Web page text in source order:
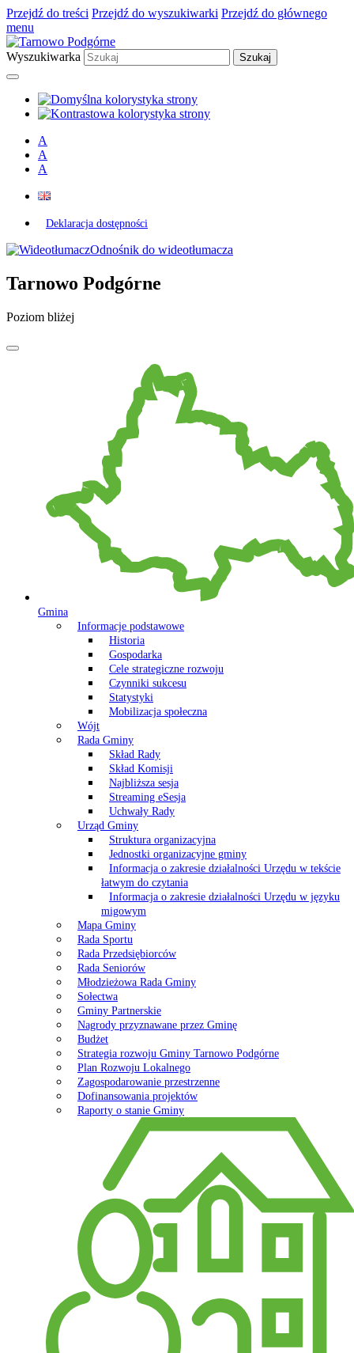
Przejdź do treści Przejdź do wyszukiwarki Przejdź do głównego
menu
Wyszukiwarka
A
A
A
Deklaracja dostępności
Odnośnik do wideotłumacza
Tarnowo Podgórne
Poziom bliżej
Gmina
Informacje podstawowe
Historia
Gospodarka
Cele strategiczne rozwoju
Czynniki sukcesu
Statystyki
Mobilizacja społeczna
Wójt
Rada Gminy
Skład Rady
Skład Komisji
Najbliższa sesja
Streaming eSesja
Uchwały Rady
Urząd Gminy
Struktura organizacyjna
Jednostki organizacyjne gminy
Informacja o zakresie działalności Urzędu w tekście
łatwym do czytania
Informacja o zakresie działalności Urzędu w języku
migowym
Mapa Gminy
Rada Sportu
Rada Przedsiębiorców
Rada Seniorów
Młodzieżowa Rada Gminy
Sołectwa
Gminy Partnerskie
Nagrody przyznawane przez Gminę
Budżet
Strategia rozwoju Gminy Tarnowo Podgórne
Plan Rozwoju Lokalnego
Zagospodarowanie przestrzenne
Dofinansowania projektów
Raporty o stanie Gminy